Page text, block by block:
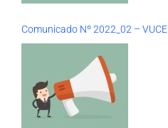
Comunicado Nº 2022_02 – VUCE